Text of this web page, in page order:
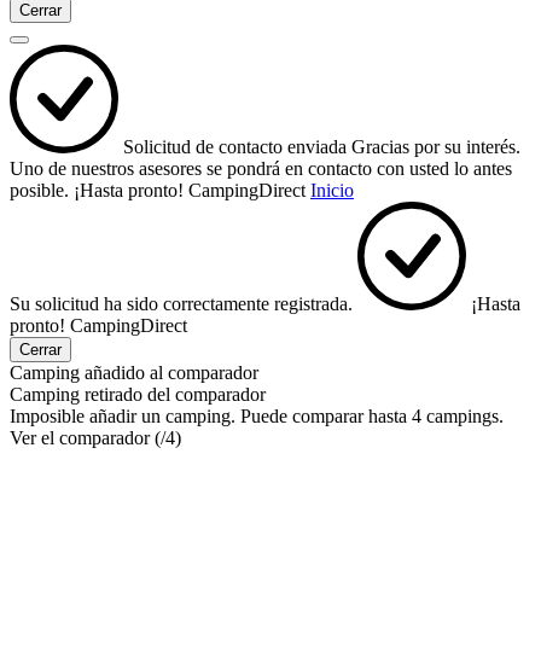
Cerrar
Solicitud de contacto enviada Gracias por su interés.
Uno de nuestros asesores se pondrá en contacto con usted lo antes
posible. ¡Hasta pronto! CampingDirect Inicio
Su solicitud ha sido correctamente registrada.
¡Hasta
pronto! CampingDirect
Cerrar
Camping añadido al comparador
Camping retirado del comparador
Imposible añadir un camping. Puede comparar hasta 4 campings.
Ver el comparador (/4)